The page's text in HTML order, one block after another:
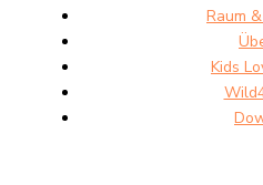
Raum
Kids